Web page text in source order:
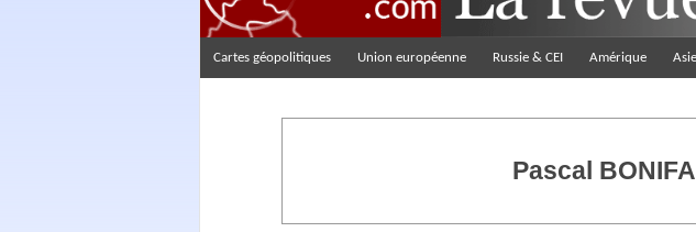
Cartes géopolitiques Union européenne Russie & CEI Amérique Asie
Pascal